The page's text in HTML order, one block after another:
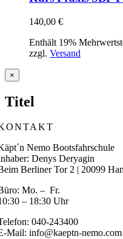
140,00 €
Enthält 19%
zzgl. Versand
Close
product
view
×
Titel
Nemo Bootsfahrschule
Denys Deryagin
Berliner Tor 2 | 20099
Mo. – Fr.
– 18:30 Uhr
040-243400
Mail: info@kaeptn-nemo.com